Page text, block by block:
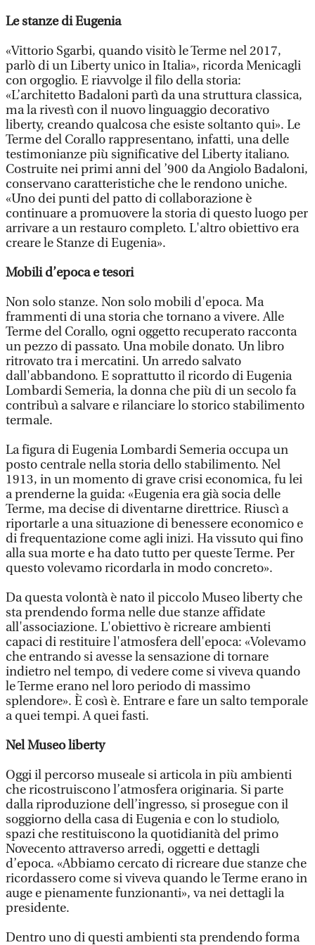
Le stanze di Eugenia
«Vittorio Sgarbi, quando visitò le Terme nel 2017,
parlò di un Liberty unico in Italia», ricorda Menicagli
con orgoglio. E riavvolge il filo della storia:
«L’architetto Badaloni partì da una struttura classica,
ma la rivestì con il nuovo linguaggio decorativo
liberty, creando qualcosa che esiste soltanto qui». Le
Terme del Corallo rappresentano, infatti, una delle
testimonianze più significative del Liberty italiano.
Costruite nei primi anni del ’900 da Angiolo Badaloni,
conservano caratteristiche che le rendono uniche.
«Uno dei punti del patto di collaborazione è
continuare a promuovere la storia di questo luogo per
arrivare a un restauro completo. L'altro obiettivo era
creare le Stanze di Eugenia».
Mobili d’epoca e tesori
Non solo stanze. Non solo mobili d'epoca. Ma
frammenti di una storia che tornano a vivere. Alle
Terme del Corallo, ogni oggetto recuperato racconta
un pezzo di passato. Una mobile donato. Un libro
ritrovato tra i mercatini. Un arredo salvato
dall'abbandono. E soprattutto il ricordo di Eugenia
Lombardi Semeria, la donna che più di un secolo fa
contribuì a salvare e rilanciare lo storico stabilimento
termale.
La figura di Eugenia Lombardi Semeria occupa un
posto centrale nella storia dello stabilimento. Nel
1913, in un momento di grave crisi economica, fu lei
a prenderne la guida: «Eugenia era già socia delle
Terme, ma decise di diventarne direttrice. Riuscì a
riportarle a una situazione di benessere economico e
di frequentazione come agli inizi. Ha vissuto qui fino
alla sua morte e ha dato tutto per queste Terme. Per
questo volevamo ricordarla in modo concreto».
Da questa volontà è nato il piccolo Museo liberty che
sta prendendo forma nelle due stanze affidate
all'associazione. L'obiettivo è ricreare ambienti
capaci di restituire l'atmosfera dell'epoca: «Volevamo
che entrando si avesse la sensazione di tornare
indietro nel tempo, di vedere come si viveva quando
le Terme erano nel loro periodo di massimo
splendore». È così è. Entrare e fare un salto temporale
a quei tempi. A quei fasti.
Nel Museo liberty
Oggi il percorso museale si articola in più ambienti
che ricostruiscono l’atmosfera originaria. Si parte
dalla riproduzione dell’ingresso, si prosegue con il
soggiorno della casa di Eugenia e con lo studiolo,
spazi che restituiscono la quotidianità del primo
Novecento attraverso arredi, oggetti e dettagli
d’epoca. «Abbiamo cercato di ricreare due stanze che
ricordassero come si viveva quando le Terme erano in
auge e pienamente funzionanti», va nei dettagli la
presidente.
Dentro uno di questi ambienti sta prendendo forma